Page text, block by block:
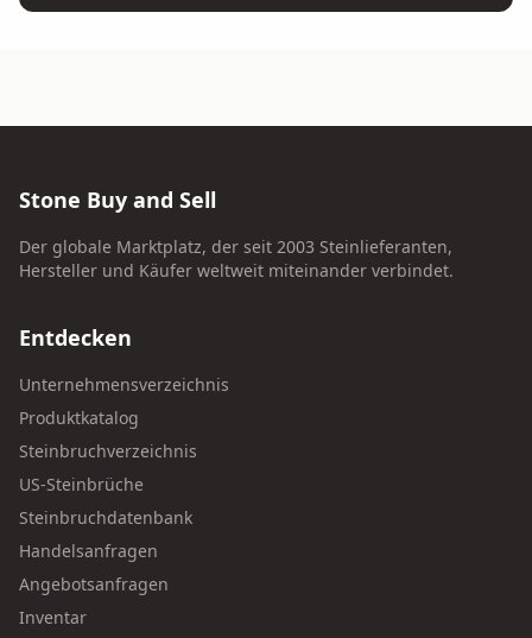
Stone Buy and Sell
Der globale Marktplatz, der seit 2003 Steinlieferanten,
Hersteller und Käufer weltweit miteinander verbindet.
Entdecken
Unternehmensverzeichnis
Produktkatalog
Steinbruchverzeichnis
US-Steinbrüche
Steinbruchdatenbank
Handelsanfragen
Angebotsanfragen
Inventar